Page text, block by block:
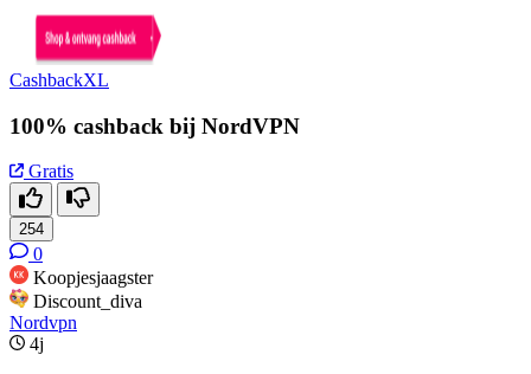
CashbackXL
100% cashback bij NordVPN
Gratis
254
0
Koopjesjaagster
Discount_diva
Nordvpn
4j